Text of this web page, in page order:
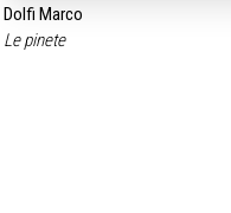
Dolfi Marco
Le pinete